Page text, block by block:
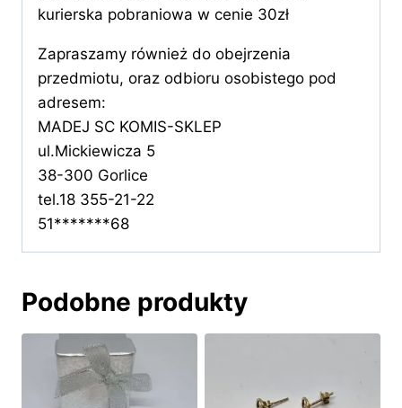
kurierska pobraniowa w cenie 30zł
Zapraszamy również do obejrzenia
przedmiotu, oraz odbioru osobistego pod
adresem:
MADEJ SC KOMIS-SKLEP
ul.Mickiewicza 5
38-300 Gorlice
tel.18 355-21-22
51*******68
Podobne produkty